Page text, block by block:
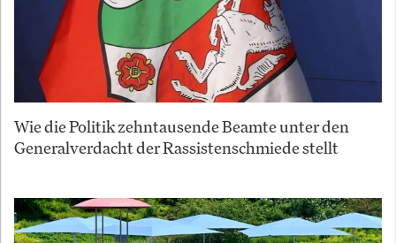
Wie die Politik zehntausende Beamte unter den
Generalverdacht der Rassistenschmiede stellt